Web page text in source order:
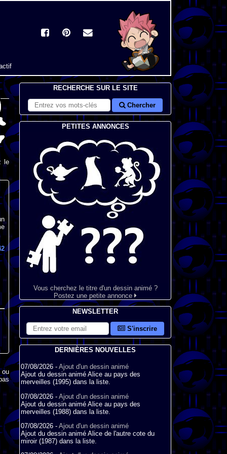
le
ou
RECHERCHE SUR LE SITE
Chercher
PETITES ANNONCES
Vous cherchez le titre d'un dessin animé ?
Postez une petite annonce
NEWSLETTER
S'inscrire
DERNIÈRES NOUVELLES
07/08/2026 - Ajout d'un dessin animé
Ajout du dessin animé Alice au pays des
merveilles (1995) dans la liste.
07/08/2026 - Ajout d'un dessin animé
Ajout du dessin animé Alice au pays des
merveilles (1988) dans la liste.
07/08/2026 - Ajout d'un dessin animé
Ajout du dessin animé Alice de l'autre cote du
miroir (1987) dans la liste.